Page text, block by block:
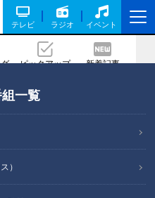
テレビ ラジオ イベント
ピックアップ 新着記事
一覧
）
ニア・石井あつ
る！
戻る